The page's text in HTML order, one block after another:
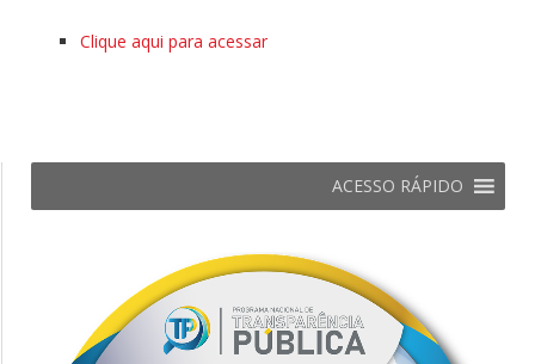
Clique aqui para acessar
ACESSO RÁPIDO